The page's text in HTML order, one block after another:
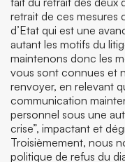
retrait de ces mesures
d’Etat qui est une
autant les motifs du
maintenons donc les
vous sont connues et
renvoyer, en relevant
communication
personnel sous une
crise”, impactant et
Troisièmement, nous
politique de refus du